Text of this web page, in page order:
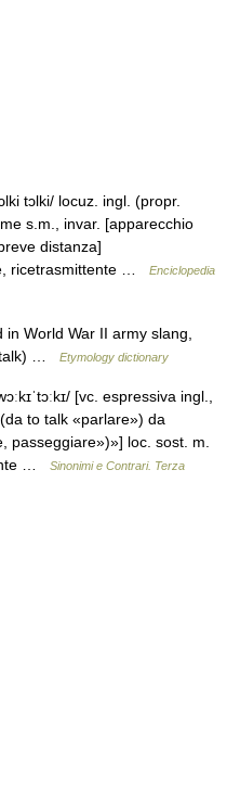
tɔlki/ locuz. ingl. (propr.
s.m., invar. [apparecchio
distanza]
ricetrasmittente …
Enciclopedia
World War II army slang,
talk) …
Etymology dictionary
[vc. espressiva ingl.,
to talk «parlare») da
passeggiare»)»] loc. sost. m.
…
Sinonimi e Contrari. Terza